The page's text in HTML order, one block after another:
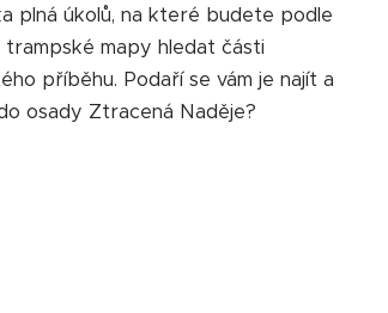
plná úkolů, na které budete podle
mapy hledat části
příběhu. Podaří se vám je najít a
osady Ztracená Naděje?